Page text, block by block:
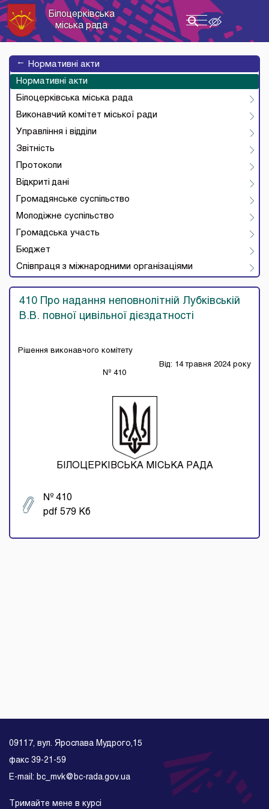
Toggle
navigation
Білоцерківська
міська рада
→
Нормативні акти
Нормативні акти
Білоцерківська міська рада
Виконавчий комітет міської ради
Управління і відділи
Звітність
Протоколи
Відкриті дані
Громадянське суспільство
Молодіжне суспільство
Громадська участь
Бюджет
Співпраця з міжнародними організаціями
410 Про надання неповнолітній Лубківській
В.В. повної цивільної дієздатності
Рішення виконавчого комітету
№ 410
Від: 14 травня 2024 року
БІЛОЦЕРКІВСЬКА МІСЬКА РАДА
№ 410
pdf 579 Кб
09117, вул. Ярослава Мудрого,15
факс 39-21-59
E-mail: bc_mvk@bc-rada.gov.ua
Тримайте мене в курсі